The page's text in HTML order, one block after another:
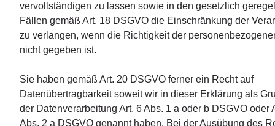
vervollständigen zu lassen sowie in den gesetzlich
Fällen gemäß Art. 18 DSGVO die Einschränkung der
zu verlangen, wenn die Richtigkeit der
nicht gegeben ist.
Sie haben gemäß Art. 20 DSGVO ferner ein Recht auf
Datenübertragbarkeit soweit wir in dieser Erklärung als
der Datenverarbeitung Art. 6 Abs. 1 a oder b DSGVO oder
Abs. 2 a DSGVO genannt haben. Bei der Ausübung des